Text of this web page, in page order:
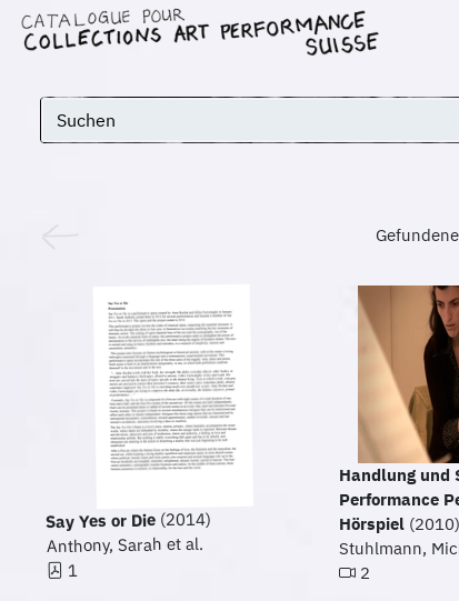
Say Yes or Die (2014)
Anthony, Sarah et al.
1
Handlung und
Performance
Hörspiel (2010)
Stuhlmann,
2